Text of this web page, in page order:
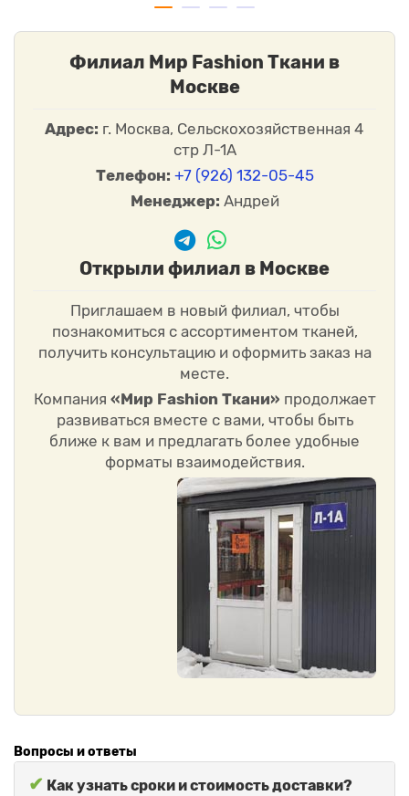
и наотрез по выгодным ценам.
Филиал Мир Fashion Ткани в
Москве
Адрес: г. Москва, Сельскохозяйственная 4
стр Л-1А
Телефон: +7 (926) 132-05-45
Менеджер: Андрей
Открыли филиал в Москве
Приглашаем в новый филиал, чтобы
познакомиться с ассортиментом тканей,
получить консультацию и оформить заказ на
месте.
Компания «Мир Fashion Ткани» продолжает
развиваться вместе с вами, чтобы быть
ближе к вам и предлагать более удобные
форматы взаимодействия.
Вопросы и ответы
✔ Как узнать сроки и стоимость доставки?